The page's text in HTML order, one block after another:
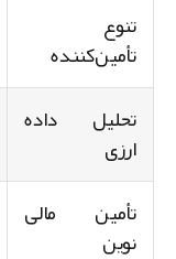
تنوع
تأمین‌کننده
تحلیل داده
ارزی
تأمین مالی
نوین